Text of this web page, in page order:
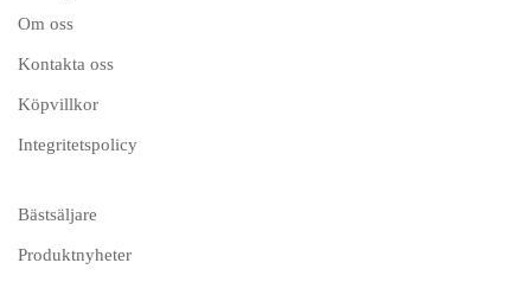
Om oss
Kontakta oss
Köpvillkor
Integritetspolicy
Bästsäljare
Produktnyheter